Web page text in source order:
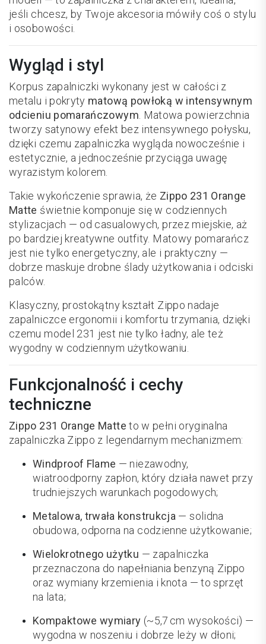
jeśli chcesz, by Twoje akcesoria mówiły coś o stylu
i osobowości.
Wygląd i styl
Korpus zapalniczki wykonany jest w całości z
metalu i pokryty matową powłoką w intensywnym
odcieniu pomarańczowym. Matowa powierzchnia
tworzy satynowy efekt bez intensywnego połysku,
dzięki czemu zapalniczka wygląda nowocześnie i
estetycznie, a jednocześnie przyciąga uwagę
wyrazistym kolorem.
Takie wykończenie sprawia, że Zippo 231 Orange
Matte świetnie komponuje się w codziennych
stylizacjach — od casualowych, przez miejskie, aż
po bardziej kreatywne outfity. Matowy pomarańcz
jest nie tylko energetyczny, ale i praktyczny —
dobrze maskuje drobne ślady użytkowania i odciski
palców.
Klasyczny, prostokątny kształt Zippo nadaje
zapalniczce ergonomii i komfortu trzymania, dzięki
czemu model 231 jest nie tylko ładny, ale też
wygodny w codziennym użytkowaniu.
Funkcjonalność i cechy
techniczne
Zippo 231 Orange Matte to w pełni oryginalna
zapalniczka Zippo z legendarnym mechanizmem:
Windproof Flame — niezawodny,
wiatroodporny zapłon, który działa nawet przy
trudniejszych warunkach pogodowych;
Metalowa, trwała konstrukcja — solidna
obudowa, odporna na codzienne użytkowanie;
Wielokrotnego użytku — zapalniczka
przeznaczona do napełniania benzyną Zippo
oraz wymiany krzemienia i knota — to sprzęt
na lata;
Kompaktowe wymiary (~5,7 cm wysokości) —
wygodna w noszeniu i dobrze leży w dłoni;